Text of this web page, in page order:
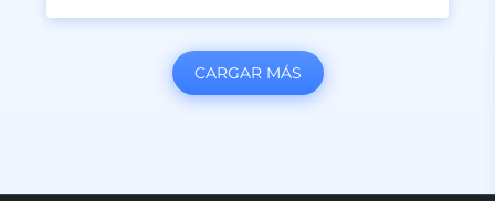
CARGAR MÁS